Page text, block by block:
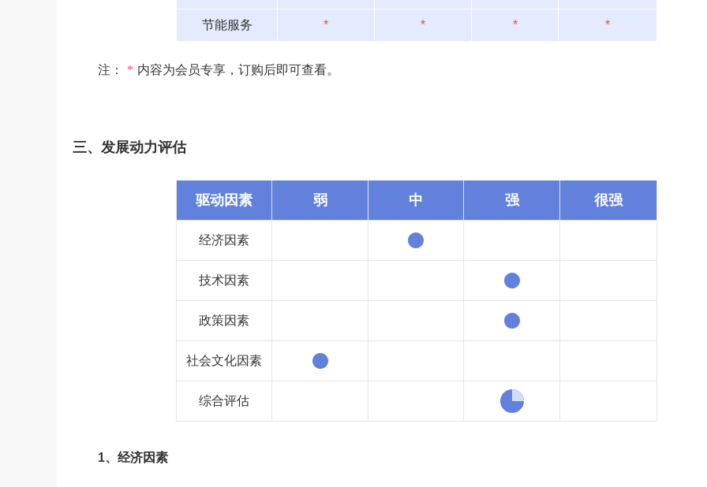
节能服务 * * * *
注： * 内容为会员专享，订购后即可查看。
三、发展动力评估
驱动因素 弱 中 强 很强
经济因素
技术因素
政策因素
社会文化因素
综合评估
1、经济因素